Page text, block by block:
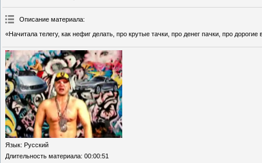
Описание материала:
«Начитала телегу, как нефиг делать, про крутые тачки, про денег пачки, про
Язык: Русский
Длительность материала: 00:00:51